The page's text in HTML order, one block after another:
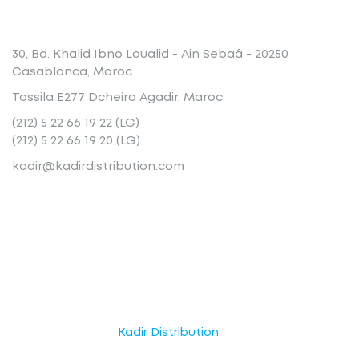
30, Bd. Khalid Ibno Loualid - Ain Sebaâ - 20250
Casablanca, Maroc
Tassila E277 Dcheira Agadir, Maroc
(212) 5 22 66 19 22 (LG)
(212) 5 22 66 19 20 (LG)
kadir@kadirdistribution.com
Kadir Distribution